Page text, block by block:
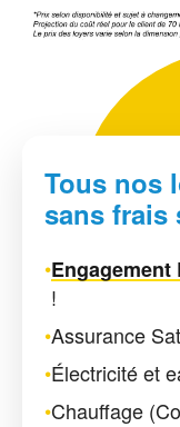
Tous nos
sans frais
•Engagement
!
•Assurance
•Électricité et
•Chauffage